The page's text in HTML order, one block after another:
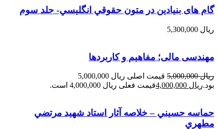
گام های بنیادین در متون حقوقي انگليسي- جلد سوم
ریال
مهندسی مالی؛ مفاهیم و کاربردها
ریال5,000,000
قیمت اصلی ریال 5,000,000
بود.ریال قیمت فعلی ریال 4,000,000 است.
حماسه حسيني – خلاصه آثار استاد شهيد مرتضي
مطهري